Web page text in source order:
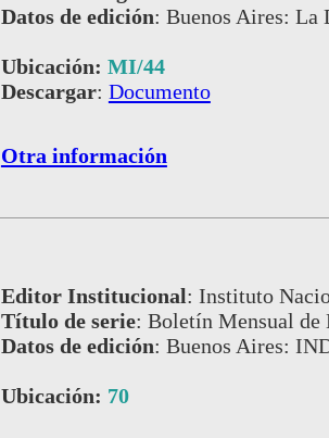
Datos de edición: Buenos Aires: La
Ubicación: MI/44
Descargar: Documento
Otra información
Editor Institucional: Instituto
Título de serie: Boletín Mensual de
Datos de edición: Buenos Aires:
Ubicación: 70